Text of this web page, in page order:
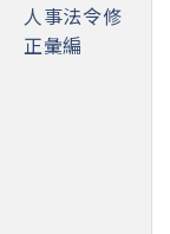
人事法令修
正彙編